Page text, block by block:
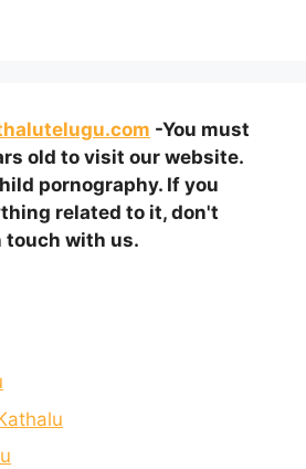
-You must
old to visit our website.
pornography. If you
related to it, don't
touch with us.